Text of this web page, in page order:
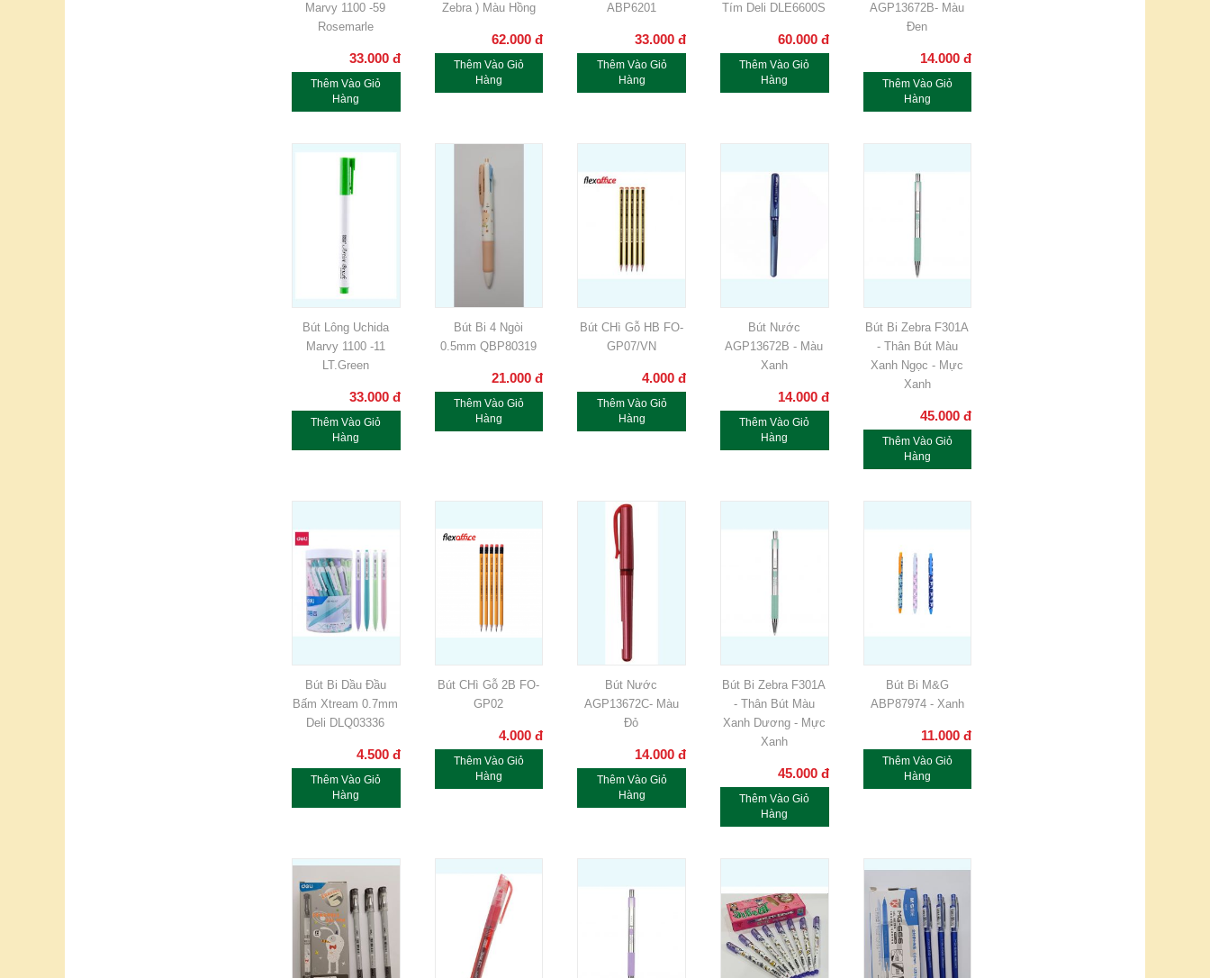
Marvy 1100 -59
Rosemarle
33.000 đ
Thêm Vào Giỏ
Hàng
Zebra ) Màu Hồng
62.000 đ
Thêm Vào Giỏ
Hàng
ABP6201
33.000 đ
Thêm Vào Giỏ
Hàng
Tím Deli DLE6600S
60.000 đ
Thêm Vào Giỏ
Hàng
AGP13672B- Màu
Đen
14.000 đ
Thêm Vào Giỏ
Hàng
Bút Lông Uchida
Marvy 1100 -11
LT.Green
33.000 đ
Thêm Vào Giỏ
Hàng
Bút Bi 4 Ngòi
0.5mm QBP80319
21.000 đ
Thêm Vào Giỏ
Hàng
Bút CHì Gỗ HB FO-
GP07/VN
4.000 đ
Thêm Vào Giỏ
Hàng
Bút Nước
AGP13672B - Màu
Xanh
14.000 đ
Thêm Vào Giỏ
Hàng
Bút Bi Zebra F301A
- Thân Bút Màu
Xanh Ngọc - Mực
Xanh
45.000 đ
Thêm Vào Giỏ
Hàng
Bút Bi Dầu Đầu
Bấm Xtream 0.7mm
Deli DLQ03336
4.500 đ
Thêm Vào Giỏ
Hàng
Bút CHì Gỗ 2B FO-
GP02
4.000 đ
Thêm Vào Giỏ
Hàng
Bút Nước
AGP13672C- Màu
Đỏ
14.000 đ
Thêm Vào Giỏ
Hàng
Bút Bi Zebra F301A
- Thân Bút Màu
Xanh Dương - Mực
Xanh
45.000 đ
Thêm Vào Giỏ
Hàng
Bút Bi M&G
ABP87974 - Xanh
11.000 đ
Thêm Vào Giỏ
Hàng